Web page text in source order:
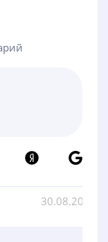
30.08.2024